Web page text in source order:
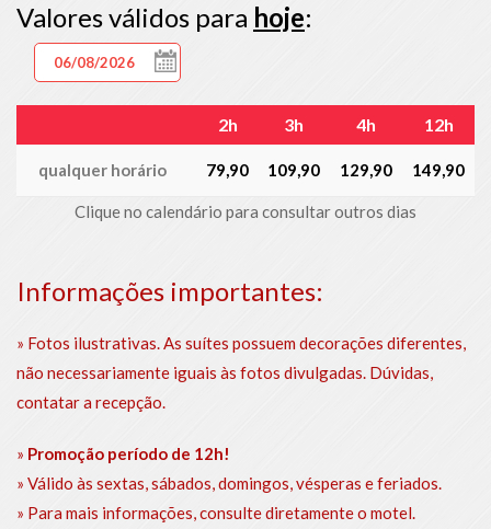
Valores válidos para hoje:
2h 3h 4h 12h
qualquer horário 79,90 109,90 129,90 149,90
Clique no calendário para consultar outros dias
Informações importantes:
» Fotos ilustrativas. As suítes possuem decorações diferentes,
não necessariamente iguais às fotos divulgadas. Dúvidas,
contatar a recepção.
» Promoção período de 12h!
» Válido às sextas, sábados, domingos, vésperas e feriados.
» Para mais informações, consulte diretamente o motel.